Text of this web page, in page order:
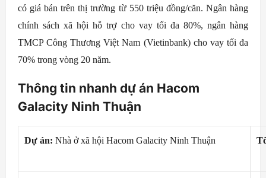
có giá bán trên thị trường từ 550 triệu đồng/căn. Ngân hàng
chính sách xã hội hỗ trợ cho vay tối đa 80%, ngân hàng
TMCP Công Thương Việt Nam (Vietinbank) cho vay tối đa
70% trong vòng 20 năm.
Thông tin nhanh dự án Hacom
Galacity Ninh Thuận
Dự án: Nhà ở xã hội Hacom Galacity Ninh Thuận